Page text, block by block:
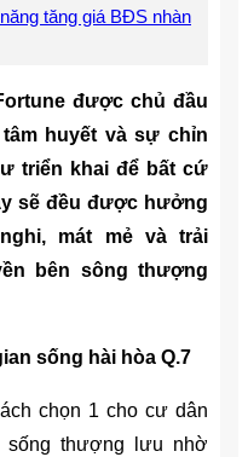
tăng giá BĐS nhàn
được chủ đầu
huyết và sự chỉn
triển khai để bất cứ
sẽ đều được hưởng
mát mẻ và trải
bên sông thượng
sống hài hòa Q.7
chọn 1 cho cư dân
sống thượng lưu nhờ